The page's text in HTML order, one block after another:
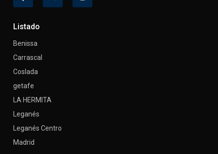
Listado
Benissa
Carrascal
Coslada
getafe
LA HERMITA
Leganés
Leganés Centro
Madrid